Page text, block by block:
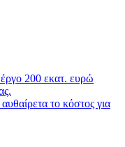
200 εκατ. ευρώ
το κόστος για